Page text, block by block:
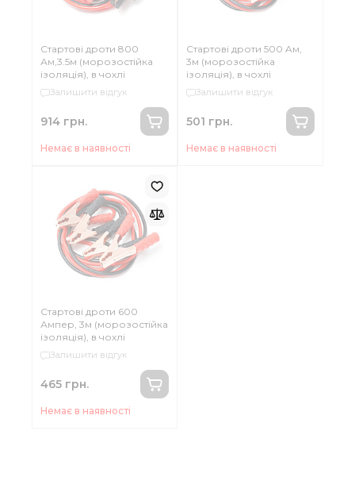
Стартові дроти 800
Ам,3.5м (морозостійка
ізоляція), в чохлі
Залишити відгук
914 грн.
Немає в наявності
Стартові дроти 500 Aм,
3м (морозостійка
ізоляція), в чохлі
Залишити відгук
501 грн.
Немає в наявності
Стартові дроти 600
Ампер, 3м (морозостійка
ізоляція), в чохлі
Залишити відгук
465 грн.
Немає в наявності